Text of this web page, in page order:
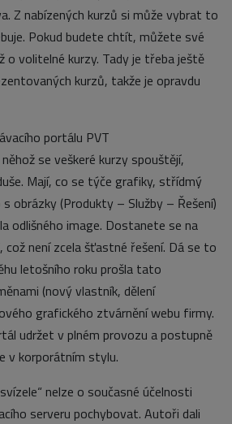
Z nabízených kurzů si může vybrat to
Pokud budete chtít, můžete své
o volitelné kurzy. Tady je třeba ještě
kurzů, takže je opravdu
portálu PVT
se veškeré kurzy spouštějí,
Mají, co se týče grafiky, střídmý
obrázky (Produkty – Služby – Řešení)
odlišného image. Dostanete se na
což není zcela šťastné řešení. Dá se to
letošního roku prošla tato
(nový vlastník, dělení
grafického ztvárnění webu firmy.
udržet v plném provozu a postupně
v korporátním stylu.
nelze o současné účelnosti
serveru pochybovat. Autoři dali